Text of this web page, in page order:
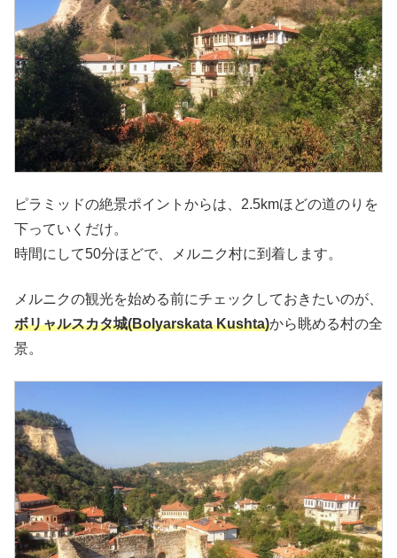
ピラミッドの絶景ポイントからは、2.5kmほどの道のりを
下っていくだけ。
時間にして50分ほどで、メルニク村に到着します。
メルニクの観光を始める前にチェックしておきたいのが、
ボリャルスカタ城(Bolyarskata Kushta)から眺める村の全
景。